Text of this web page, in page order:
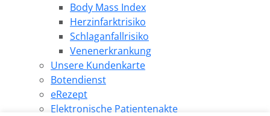
Body Mass Index
Herzinfarktrisiko
Schlaganfallrisiko
Venenerkrankung
Unsere Kundenkarte
Botendienst
eRezept
Elektronische Patientenakte